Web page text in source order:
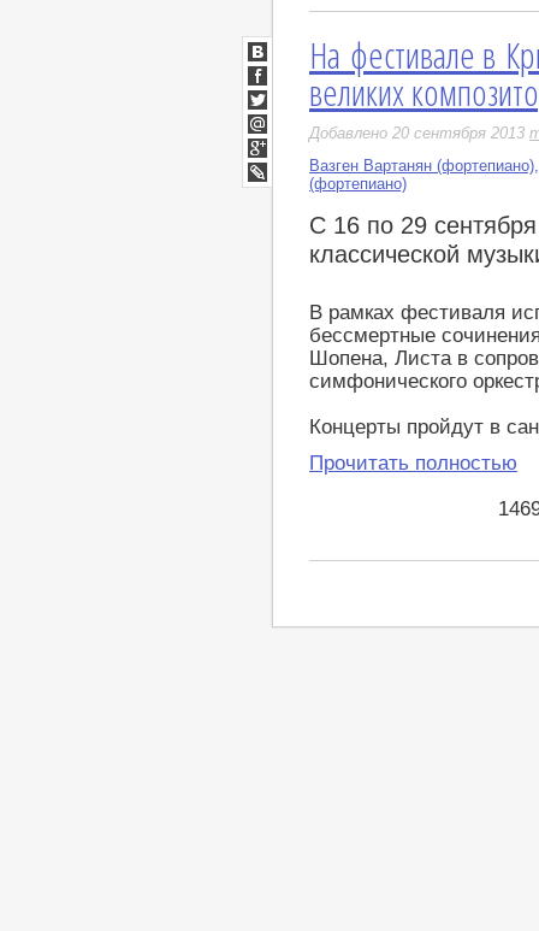
На фестивале в
великих
Добавлено 20 сентября 2013
Вазген Вартанян (фортепиано)
(фортепиано)
С 16 по 29
классической
В рамках фестиваля
бессмертные
Шопена, Листа в
симфонического
Концерты пройдут в
Прочитать полностью
ВКонтакте
Facebook
Twitter
Мой
Мир
Google+
LiveJournal